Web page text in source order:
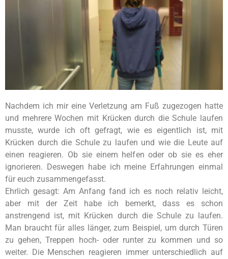
Nachdem ich mir eine Verletzung am Fuß zugezogen hatte
und mehrere Wochen mit Krücken durch die Schule laufen
musste, wurde ich oft gefragt, wie es eigentlich ist, mit
Krücken durch die Schule zu laufen und wie die Leute auf
einen reagieren. Ob sie einem helfen oder ob sie es eher
ignorieren. Deswegen habe ich meine Erfahrungen einmal
für euch zusammengefasst.
Ehrlich gesagt: Am Anfang fand ich es noch relativ leicht,
aber mit der Zeit habe ich bemerkt, dass es schon
anstrengend ist, mit Krücken durch die Schule zu laufen.
Man braucht für alles länger, zum Beispiel, um durch Türen
zu gehen, Treppen hoch- oder runter zu kommen und so
weiter. Die Menschen reagieren immer unterschiedlich auf